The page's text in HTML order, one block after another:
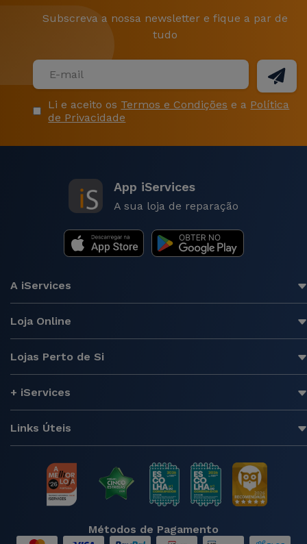
Subscreva a nossa newsletter e fique a par de
tudo
Li e aceito os Termos e Condições e a Política
de Privacidade
App iServices
A sua loja de reparação
A iServices
Loja Online
Lojas Perto de Si
+ iServices
Links Úteis
Métodos de Pagamento